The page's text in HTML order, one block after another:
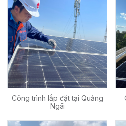
Công trình lắp đặt tại Quảng
Ngãi